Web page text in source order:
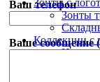
Ваш телефон
Ваше сообщение
Зонты с
Зонты
Коллекции с